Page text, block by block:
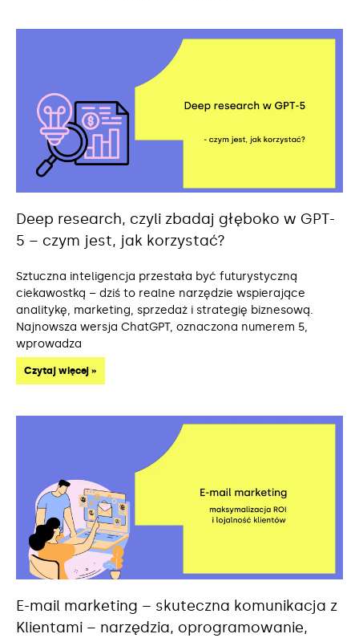
Deep research, czyli zbadaj głęboko w GPT-
5 – czym jest, jak korzystać?
Sztuczna inteligencja przestała być futurystyczną
ciekawostką – dziś to realne narzędzie wspierające
analitykę, marketing, sprzedaż i strategię biznesową.
Najnowsza wersja ChatGPT, oznaczona numerem 5,
wprowadza
Czytaj więcej »
E-mail marketing – skuteczna komunikacja z
Klientami – narzędzia, oprogramowanie,